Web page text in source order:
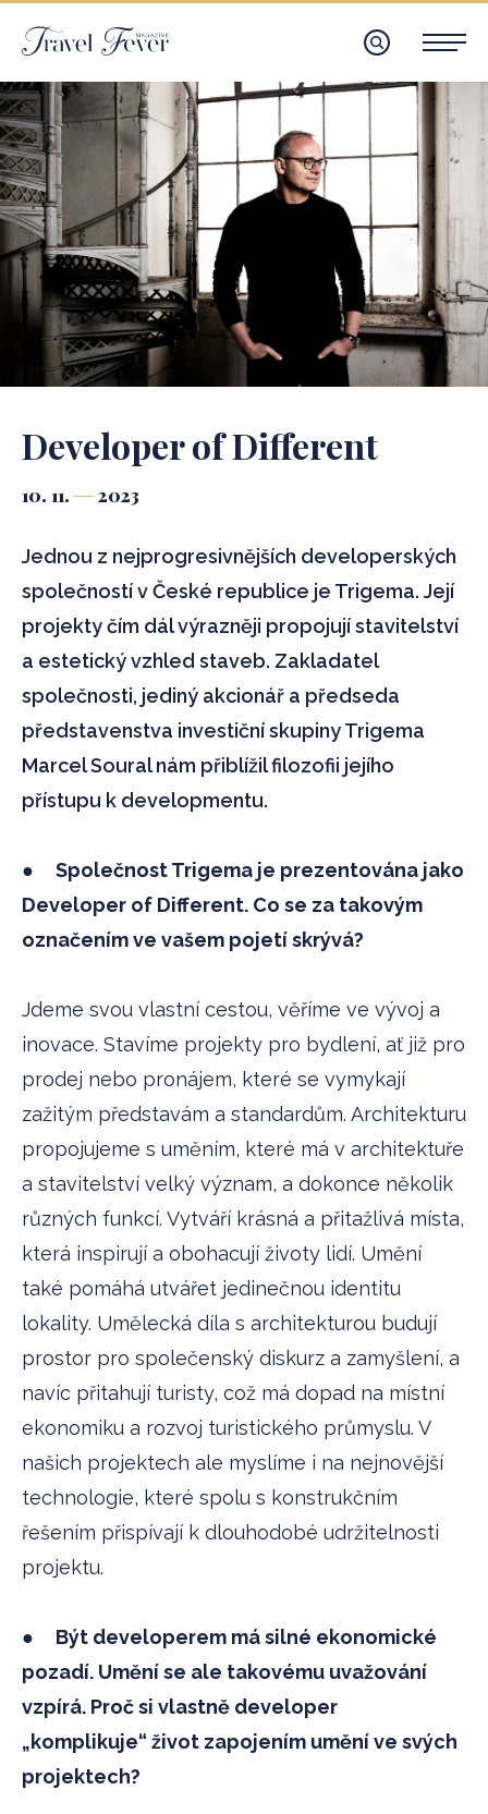
Developer of Different
10. 11. 2023
Jednou z nejprogresivnějších developerských
společností v České republice je Trigema. Její
projekty čím dál výrazněji propojují stavitelství
a estetický vzhled staveb. Zakladatel
společnosti, jediný akcionář a předseda
představenstva investiční skupiny Trigema
Marcel Soural nám přiblížil filozofii jejího
přístupu k developmentu.
● Společnost Trigema je prezentována jako
Developer of Different. Co se za takovým
označením ve vašem pojetí skrývá?
Jdeme svou vlastní cestou, věříme ve vývoj a
inovace. Stavíme projekty pro bydlení, ať již pro
prodej nebo pronájem, které se vymykají
zažitým představám a standardům. Architekturu
propojujeme s uměním, které má v architektuře
a stavitelství velký význam, a dokonce několik
různých funkcí. Vytváří krásná a přitažlivá místa,
která inspirují a obohacují životy lidí. Umění
také pomáhá utvářet jedinečnou identitu
lokality. Umělecká díla s architekturou budují
prostor pro společenský diskurz a zamyšlení, a
navíc přitahují turisty, což má dopad na místní
ekonomiku a rozvoj turistického průmyslu. V
našich projektech ale myslíme i na nejnovější
technologie, které spolu s konstrukčním
řešením přispívají k dlouhodobé udržitelnosti
projektu.
● Být developerem má silné ekonomické
pozadí. Umění se ale takovému uvažování
vzpírá. Proč si vlastně developer
„komplikuje“ život zapojením umění ve svých
projektech?